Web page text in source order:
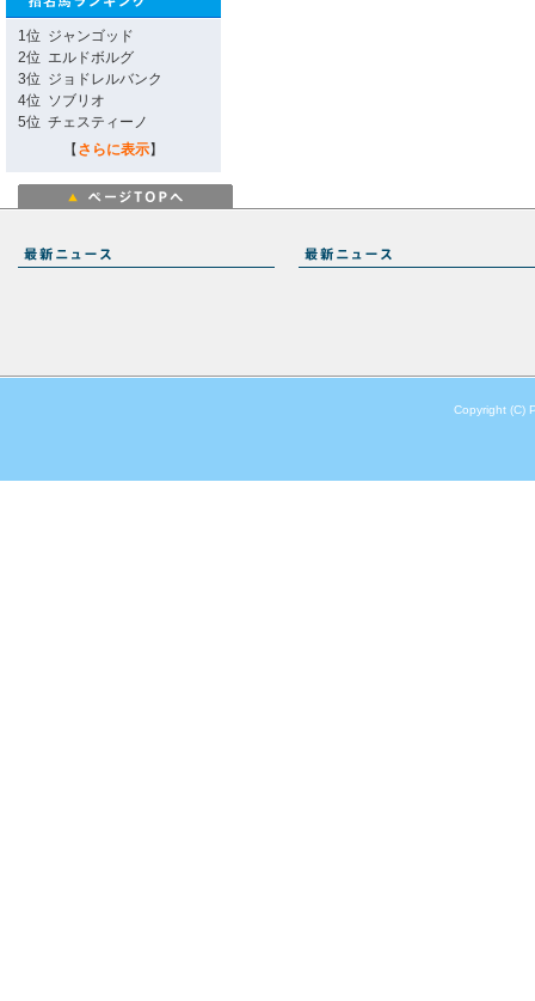
1位 ジャンゴッド
2位 エルドボルグ
3位 ジョドレルバンク
4位 ソブリオ
5位 チェスティーノ
【 さらに表示】
Copyright (C)